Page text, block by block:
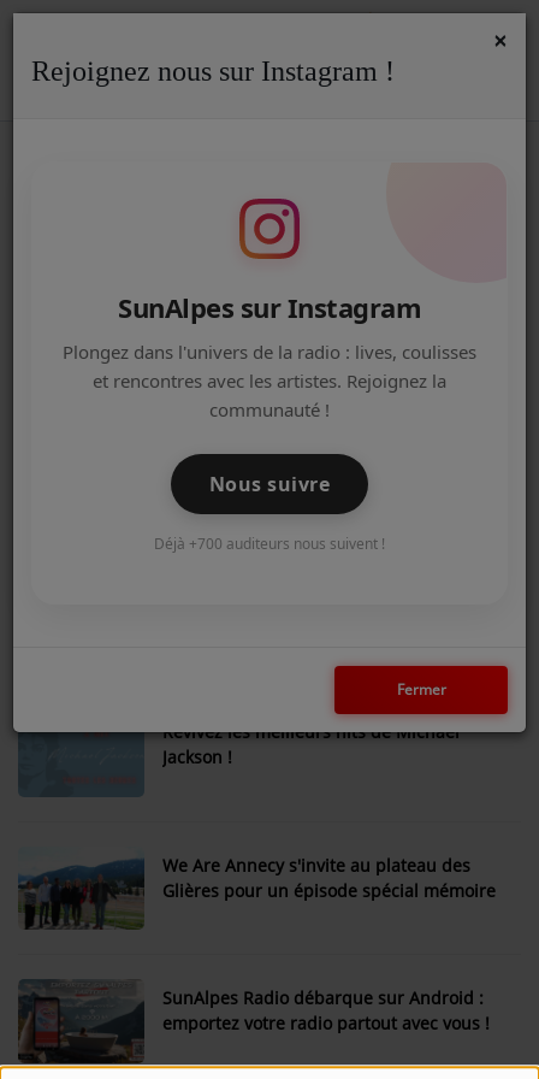
ACTUALITÉS DE LA RADIO
EQUIPE
ARTISTES
NOS PARTENAIRES
COMMENT NOUS ÉCOUTER ?
PODCASTS
Participez
DÉDICACES
JEUX CONCOURS
LE T'CHAT DES AUDITEURS
Revivez les meilleurs hits de Michael
Jackson !
We Are Annecy s'invite au plateau des
Glières pour un épisode spécial mémoire
SunAlpes Radio débarque sur Android :
emportez votre radio partout avec vous !
×
Rejoignez nous sur Instagram !
SunAlpes sur Instagram
Plongez dans l'univers de la radio : lives, coulisses
et rencontres avec les artistes. Rejoignez la
communauté !
Nous suivre
Déjà +700 auditeurs nous suivent !
Fermer